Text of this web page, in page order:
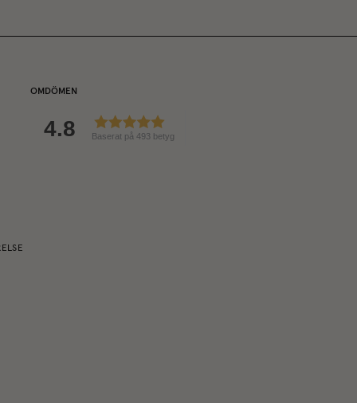
OMDÖMEN
4.8 Baserat på 493 betyg